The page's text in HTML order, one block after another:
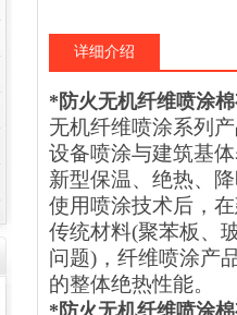
详细介绍
*防火无机纤维喷涂
无机纤维喷涂系列
设备喷涂与建筑基
新型保温、绝热、
使用喷涂技术后，
传统材料(聚苯板、
问题) ，纤维喷涂产
的整体绝热性能。
*防火无机纤维喷涂